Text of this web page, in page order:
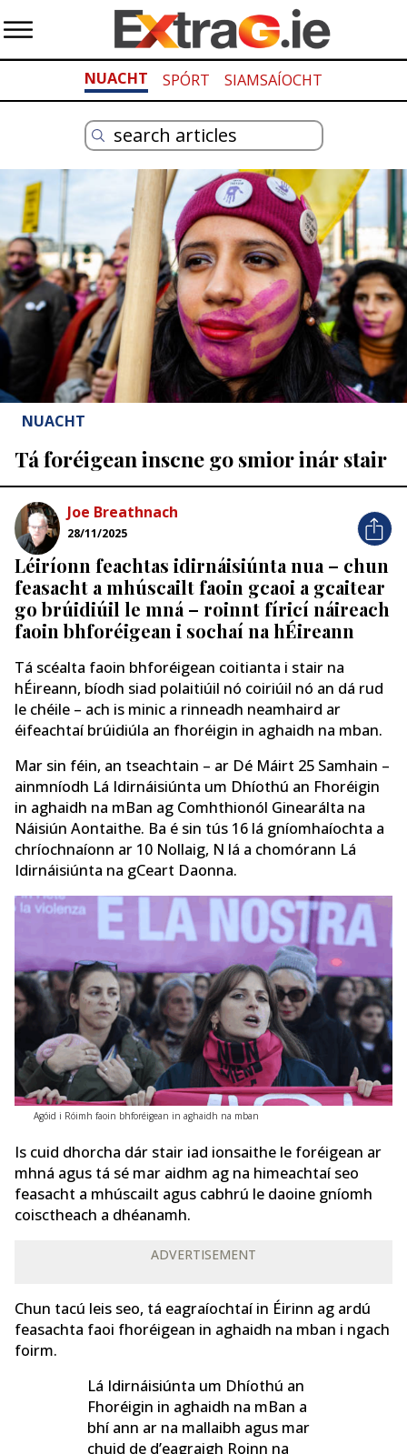
NUACHT SPÓRT SIAMSAÍOCHT
NUACHT
Tá foréigean inscne go smior inár stair
Joe Breathnach
28/11/2025
Léiríonn feachtas idirnáisiúnta nua – chun
feasacht a mhúscailt faoin gcaoi a gcaitear
go brúidiúil le mná – roinnt fíricí náireach
faoin bhforéigean i sochaí na hÉireann
Tá scéalta faoin bhforéigean coitianta i stair na
hÉireann, bíodh siad polaitiúil nó coiriúil nó an dá rud
le chéile – ach is minic a rinneadh neamhaird ar
éifeachtaí brúidiúla an fhoréigin in aghaidh na mban.
Mar sin féin, an tseachtain – ar Dé Máirt 25 Samhain –
ainmníodh Lá Idirnáisiúnta um Dhíothú an Fhoréigin
in aghaidh na mBan ag Comhthionól Ginearálta na
Náisiún Aontaithe. Ba é sin tús 16 lá gníomhaíochta a
chríochnaíonn ar 10 Nollaig, N lá a chomórann Lá
Idirnáisiúnta na gCeart Daonna.
Agóid i Róimh faoin bhforéigean in aghaidh na mban
Is cuid dhorcha dár stair iad ionsaithe le foréigean ar
mhná agus tá sé mar aidhm ag na himeachtaí seo
feasacht a mhúscailt agus cabhrú le daoine gníomh
coisctheach a dhéanamh.
ADVERTISEMENT
Chun tacú leis seo, tá eagraíochtaí in Éirinn ag ardú
feasachta faoi fhoréigean in aghaidh na mban i ngach
foirm.
Lá Idirnáisiúnta um Dhíothú an
Fhoréigin in aghaidh na mBan a
bhí ann ar na mallaibh agus mar
chuid de d’eagraigh Roinn na